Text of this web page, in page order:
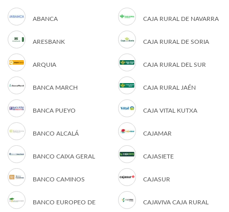
ABANCA
ARESBANK
ARQUIA
BANCA MARCH
BANCA PUEYO
BANCO ALCALÁ
BANCO CAIXA GERAL
BANCO CAMINOS
BANCO EUROPEO DE
CAJA RURAL DE NAVARRA
CAJA RURAL DE SORIA
CAJA RURAL DEL SUR
CAJA RURAL JAÉN
CAJA VITAL KUTXA
CAJAMAR
CAJASIETE
CAJASUR
CAJAVIVA CAJA RURAL